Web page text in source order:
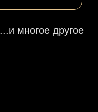
...и многое другое